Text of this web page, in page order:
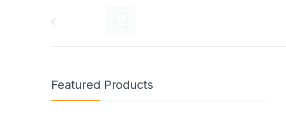
Featured Products